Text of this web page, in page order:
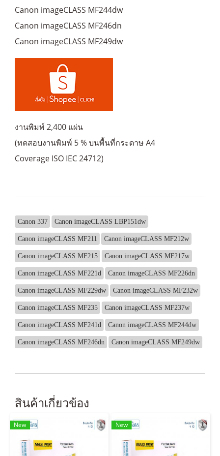
Canon imageCLASS MF244dw
Canon imageCLASS MF246dn
Canon imageCLASS MF249dw
งานพิมพ์ 2,400 แผ่น
(ทดสอบงานพิมพ์ 5 % บนพื้นที่กระดาษ A4
Coverage ISO IEC 24712)
Canon 337 Canon imageCLASS LBP151dw
Canon imageCLASS MF211 Canon imageCLASS MF212w
Canon imageCLASS MF215 Canon imageCLASS MF217w
Canon imageCLASS MF221d Canon imageCLASS MF226dn
Canon imageCLASS MF229dw Canon imageCLASS MF232w
Canon imageCLASS MF235 Canon imageCLASS MF237w
Canon imageCLASS MF241d Canon imageCLASS MF244dw
Canon imageCLASS MF246dn Canon imageCLASS MF249dw
สินค้าเกี่ยวข้อง
New New